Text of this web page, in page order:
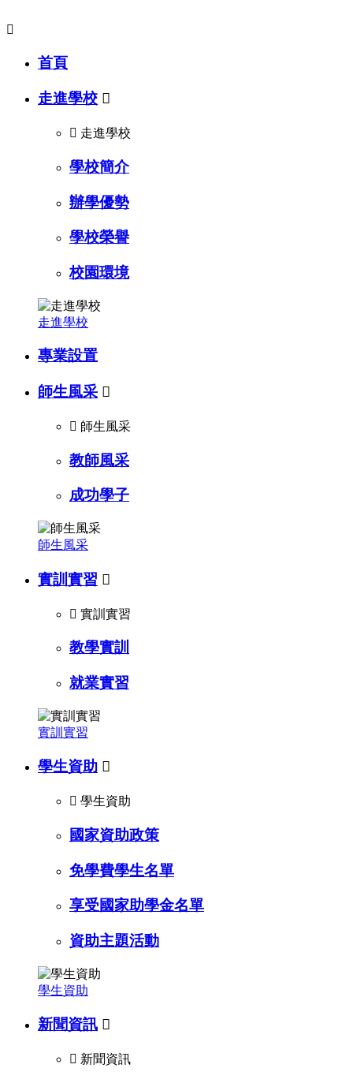

首頁
走進學校 
 走進學校
學校簡介
辦學優勢
學校榮譽
校園環境
走進學校
專業設置
師生風采 
 師生風采
教師風采
成功學子
師生風采
實訓實習 
 實訓實習
教學實訓
就業實習
實訓實習
學生資助 
 學生資助
國家資助政策
免學費學生名單
享受國家助學金名單
資助主題活動
學生資助
新聞資訊 
 新聞資訊